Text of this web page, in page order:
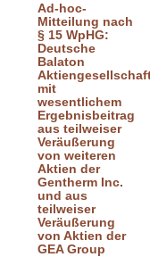
Ad-hoc-
Mitteilung nach
§ 15 WpHG:
Deutsche
Balaton
mit
wesentlichem
Ergebnisbeitrag
aus teilweiser
Veräußerung
von weiteren
Aktien der
Gentherm Inc.
und aus
teilweiser
Veräußerung
von Aktien der
GEA Group